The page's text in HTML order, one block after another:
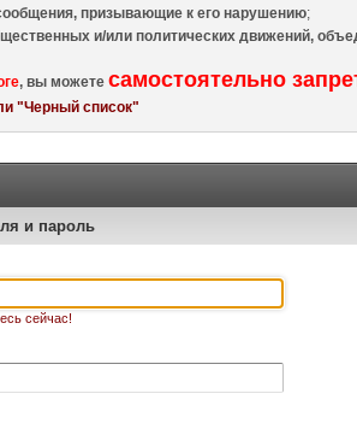
призывающие к его нарушению;
и/или политических движений,
, вы можетесамостоятельно
"Черный список"
и пароль
сейчас!